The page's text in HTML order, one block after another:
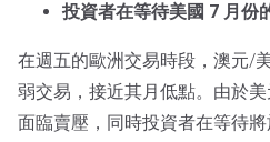
投資者在等待美國 7 月份
在週五的歐洲交易時段，澳元/
弱交易，接近其月低點。由於
面臨賣壓，同時投資者在等待